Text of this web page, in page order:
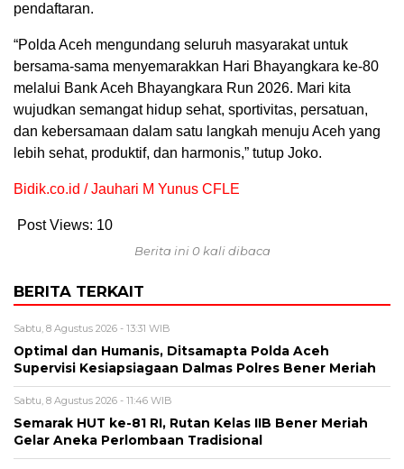
pendaftaran.
“Polda Aceh mengundang seluruh masyarakat untuk
bersama-sama menyemarakkan Hari Bhayangkara ke-80
melalui Bank Aceh Bhayangkara Run 2026. Mari kita
wujudkan semangat hidup sehat, sportivitas, persatuan,
dan kebersamaan dalam satu langkah menuju Aceh yang
lebih sehat, produktif, dan harmonis,” tutup Joko.
Bidik.co.id / Jauhari M Yunus CFLE
Post Views: 10
Berita ini 0 kali dibaca
BERITA TERKAIT
Sabtu, 8 Agustus 2026 - 13:31 WIB
Optimal dan Humanis, Ditsamapta Polda Aceh
Supervisi Kesiapsiagaan Dalmas Polres Bener Meriah
Sabtu, 8 Agustus 2026 - 11:46 WIB
Semarak HUT ke-81 RI, Rutan Kelas IIB Bener Meriah
Gelar Aneka Perlombaan Tradisional